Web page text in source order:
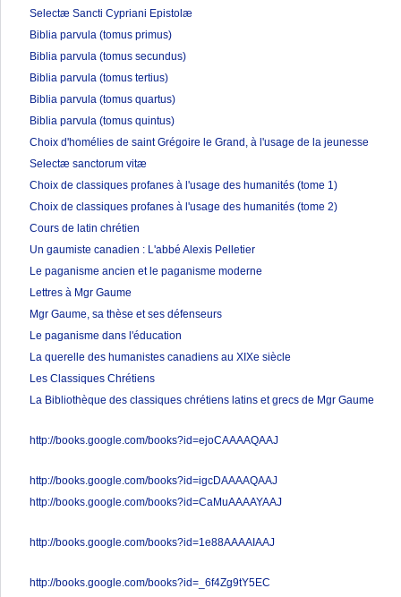
Selectæ Sancti Cypriani Epistolæ
Biblia parvula (tomus primus)
Biblia parvula (tomus secundus)
Biblia parvula (tomus tertius)
Biblia parvula (tomus quartus)
Biblia parvula (tomus quintus)
Choix d'homélies de saint Grégoire le Grand, à l'usage de la jeunesse
Selectæ sanctorum vitæ
Choix de classiques profanes à l'usage des humanités (tome 1)
Choix de classiques profanes à l'usage des humanités (tome 2)
Cours de latin chrétien
Un gaumiste canadien : L'abbé Alexis Pelletier
Le paganisme ancien et le paganisme moderne
Lettres à Mgr Gaume
Mgr Gaume, sa thèse et ses défenseurs
Le paganisme dans l'éducation
La querelle des humanistes canadiens au XIXe siècle
Les Classiques Chrétiens
La Bibliothèque des classiques chrétiens latins et grecs de Mgr Gaume
http://books.google.com/books?id=ejoCAAAAQAAJ
http://books.google.com/books?id=igcDAAAAQAAJ
http://books.google.com/books?id=CaMuAAAAYAAJ
http://books.google.com/books?id=1e88AAAAIAAJ
http://books.google.com/books?id=_6f4Zg9tY5EC